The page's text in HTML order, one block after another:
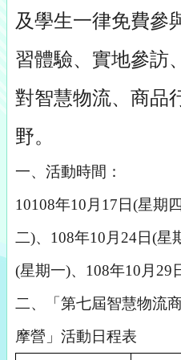
及學生一律免費參
習體驗、實地參訪
對智慧物流、商品
野。
一、活動時間 ：
10108年10 月 17 日(星期四
二)、 108年10 月 24日(星
(星期一)、 108年10 月 29
二、
「第七屆智慧物流
摩營」活動日程表